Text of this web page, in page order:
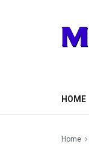
HOME
Home